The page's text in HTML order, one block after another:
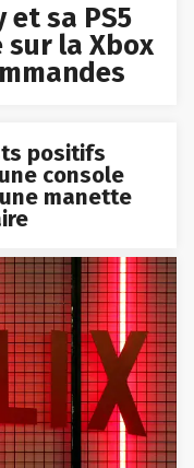
et sa PS5
sur la Xbox
positifs
console
manette